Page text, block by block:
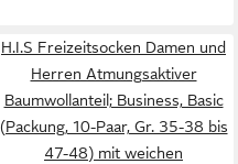
H.I.S Freizeitsocken Damen und
Herren Atmungsaktiver
Baumwollanteil; Business, Basic
(Packung, 10-Paar, Gr. 35-38 bis
47-48) mit weichen